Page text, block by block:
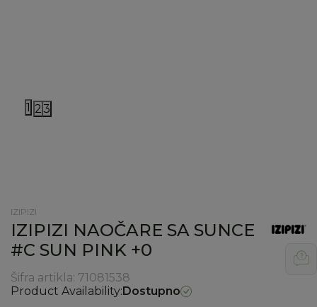
1 23
IZIPIZI
IZIPIZI NAOČARE SA SUNCE
#C SUN PINK +0
Šifra artikla: 71081538
Product Availability:Dostupno